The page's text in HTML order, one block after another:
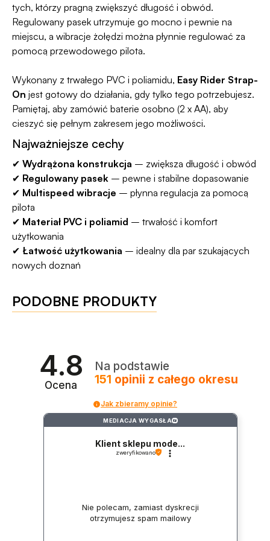
tych, którzy pragną zwiększyć długość i obwód.
Regulowany pasek utrzymuje go mocno i pewnie na
miejscu, a wibracje żołędzi można płynnie regulować za
pomocą przewodowego pilota.
Wykonany z trwałego PVC i poliamidu, Easy Rider Strap-
On jest gotowy do działania, gdy tylko tego potrzebujesz.
Pamiętaj, aby zamówić baterie osobno (2 x AA), aby
cieszyć się pełnym zakresem jego możliwości.
Najważniejsze cechy
✔ Wydrążona konstrukcja – zwiększa długość i obwód
✔ Regulowany pasek – pewne i stabilne dopasowanie
✔ Multispeed wibracje – płynna regulacja za pomocą
pilota
✔ Materiał PVC i poliamid – trwałość i komfort
użytkowania
✔ Łatwość użytkowania – idealny dla par szukających
nowych doznań
PODOBNE PRODUKTY
4.8
Ocena
Na podstawie
151 opinii z całego okresu
Jak zbieramy opinie?
MEDIACJA WYGASŁA ?
Klient sklepu mode...
zweryfikowano
Nie polecam, zamiast dyskrecji
otrzymujesz spam mailowy